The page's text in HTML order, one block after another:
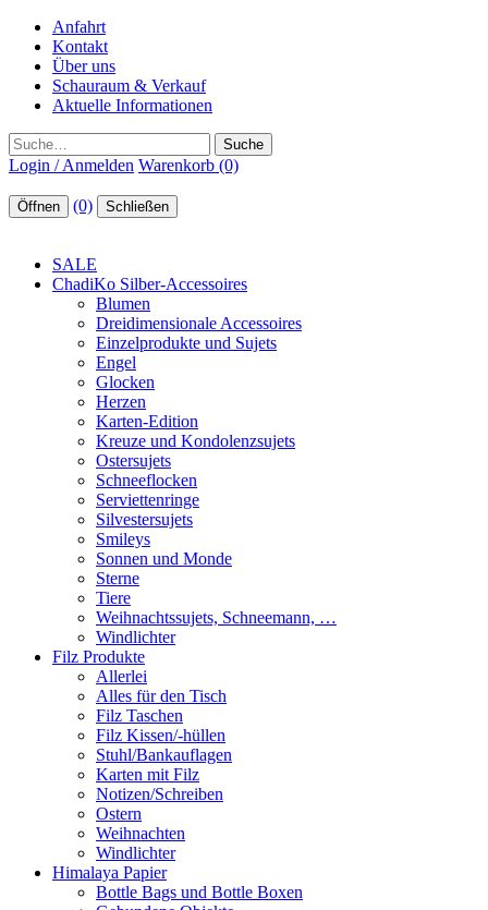
Anfahrt
Kontakt
Über uns
Schauraum & Verkauf
Aktuelle Informationen
Suche
Login / Anmelden Warenkorb (0)
Öffnen (0) Schließen
SALE
ChadiKo Silber-Accessoires
Blumen
Dreidimensionale Accessoires
Einzelprodukte und Sujets
Engel
Glocken
Herzen
Karten-Edition
Kreuze und Kondolenzsujets
Ostersujets
Schneeflocken
Serviettenringe
Silvestersujets
Smileys
Sonnen und Monde
Sterne
Tiere
Weihnachtssujets, Schneemann, …
Windlichter
Filz Produkte
Allerlei
Alles für den Tisch
Filz Taschen
Filz Kissen/-hüllen
Stuhl/Bankauflagen
Karten mit Filz
Notizen/Schreiben
Ostern
Weihnachten
Windlichter
Himalaya Papier
Bottle Bags und Bottle Boxen